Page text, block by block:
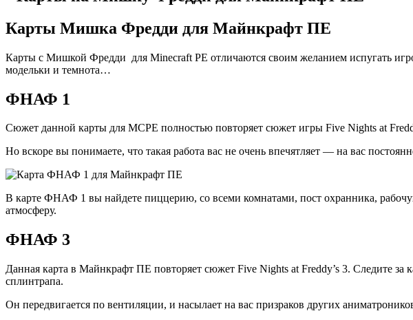
Карты Мишка Фредди для Майнкрафт ПЕ
Карты с Мишкой Фредди для Minecraft PE отличаются своим желанием испугать
модельки и темнота…
ФНАФ 1
Сюжет данной карты для MCPE полностью повторяет сюжет игры Five Nights at
Но вскоре вы понимаете, что такая работа вас не очень впечятляет — на вас
В карте ФНАФ 1 вы найдете пиццерию, со всеми комнатами, пост охранника,
атмосферу.
ФНАФ 3
Данная карта в Майнкрафт ПЕ повторяет сюжет Five Nights at Freddy’s 3. Следите
сплинтрапа.
Он передвигается по вентиляции, и насылает на вас призраков других